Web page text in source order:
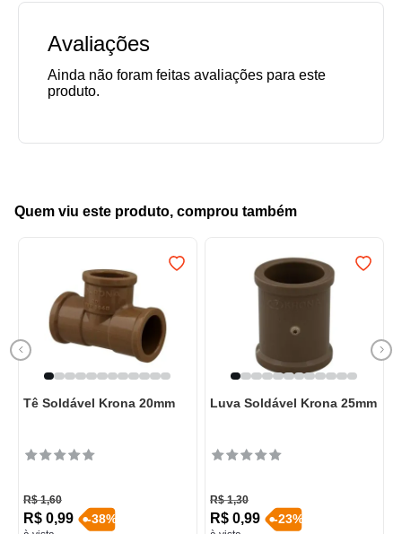
Avaliações
Quem viu este produto, comprou também
Tê Soldável Krona 20mm
R$ 1,60
R$ 0,99 -38%
Luva Soldável Krona 25mm
R$ 1,30
R$ 0,99 -23%